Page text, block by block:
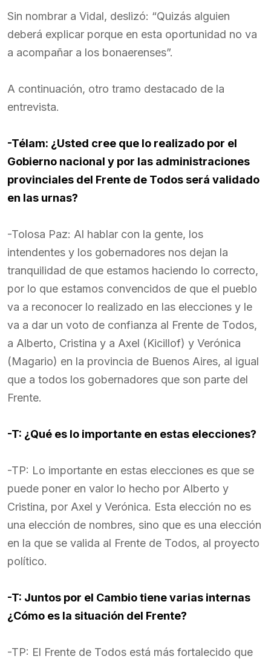
Sin nombrar a Vidal, deslizó: “Quizás alguien
deberá explicar porque en esta oportunidad no va
a acompañar a los bonaerenses”.
A continuación, otro tramo destacado de la
entrevista.
-Télam: ¿Usted cree que lo realizado por el
Gobierno nacional y por las administraciones
provinciales del Frente de Todos será validado
en las urnas?
-Tolosa Paz: Al hablar con la gente, los
intendentes y los gobernadores nos dejan la
tranquilidad de que estamos haciendo lo correcto,
por lo que estamos convencidos de que el pueblo
va a reconocer lo realizado en las elecciones y le
va a dar un voto de confianza al Frente de Todos,
a Alberto, Cristina y a Axel (Kicillof) y Verónica
(Magario) en la provincia de Buenos Aires, al igual
que a todos los gobernadores que son parte del
Frente.
-T: ¿Qué es lo importante en estas elecciones?
-TP: Lo importante en estas elecciones es que se
puede poner en valor lo hecho por Alberto y
Cristina, por Axel y Verónica. Esta elección no es
una elección de nombres, sino que es una elección
en la que se valida al Frente de Todos, al proyecto
político.
-T: Juntos por el Cambio tiene varias internas
¿Cómo es la situación del Frente?
-TP: El Frente de Todos está más fortalecido que